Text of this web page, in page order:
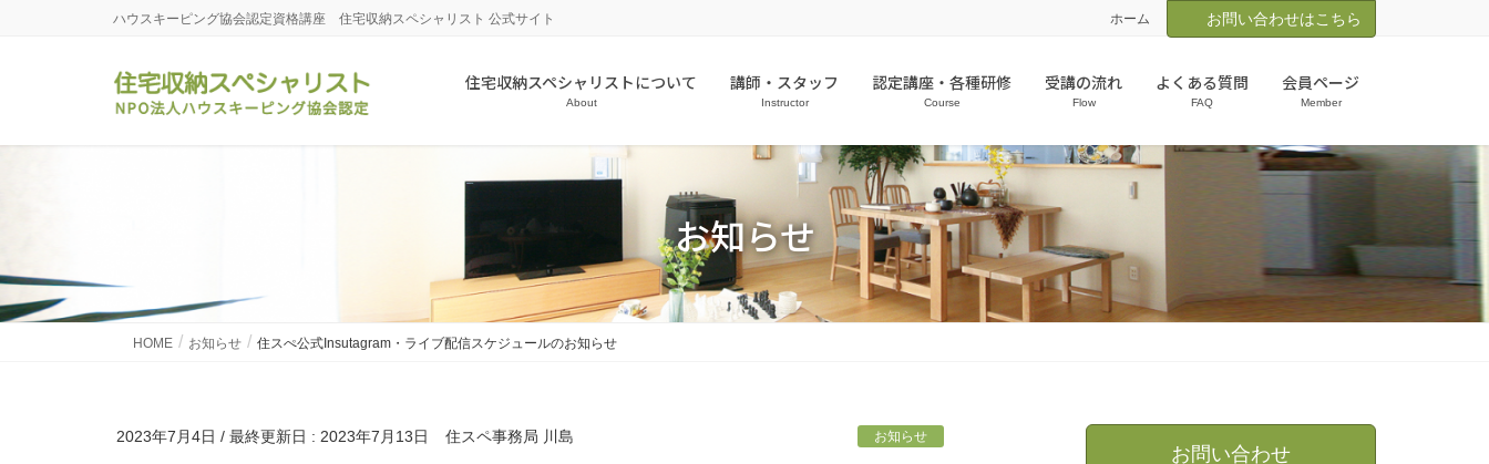
ハウスキーピング協会認定資格講座 住宅収納スペシャリスト 公式サイト ホーム お問い合わせはこちら
住宅収納スペシャリストについて
About
講師・スタッフ
Instructor
認定講座・各種研修
Course
受講の流れ
Flow
よくある質問
FAQ
会員ページ
Member
お知らせ
HOME お知らせ 住スぺ公式Insutagram・ライブ配信スケジュールのお知らせ
2023年7月4日 / 最終更新日 : 2023年7月13日 住スペ事務局 川島 お知らせ
お問い合わせ